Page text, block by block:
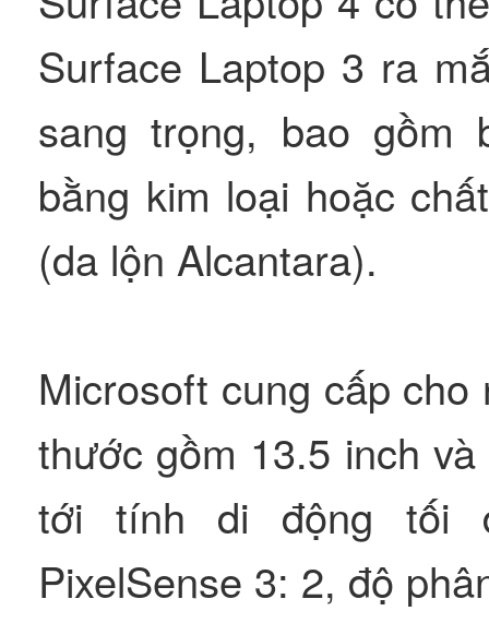
Surface Laptop 3 ra
sang trọng, bao gồm
bằng kim loại hoặc
(da lộn Alcantara).
Microsoft cung cấp
thước gồm 13.5 inch
tới tính di động tối
PixelSense 3: 2, độ